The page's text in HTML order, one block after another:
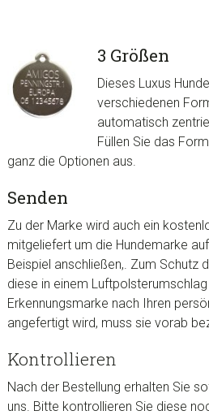
3 Größen
Dieses Luxus
verschiedenen
automatisch
Füllen Sie das
ganz die Optionen aus.
Senden
Zu der Marke wird auch ein
mitgeliefert um die Hundemarke
Beispiel anschließen,. Zum Schutz
diese in einem
Erkennungsmarke nach Ihren
angefertigt wird, muss sie vorab
Kontrollieren
Nach der Bestellung erhalten Sie
uns. Bitte kontrollieren Sie diese